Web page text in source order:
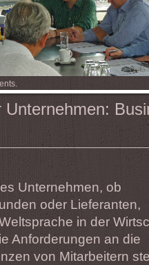
Unternehmen:
Unternehmen, ob
oder Lieferanten,
in der
Anforderungen an die
von Mitarbeitern